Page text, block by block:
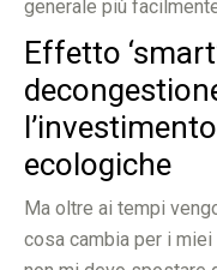
generale più
Effetto
ecologiche
Ma oltre ai tempi
cosa cambia per i